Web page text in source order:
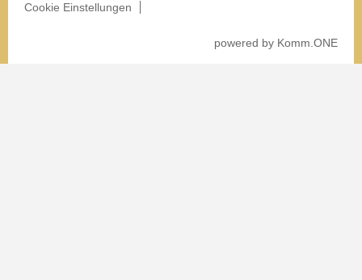
Cookie Einstellungen
powered by Komm.ONE